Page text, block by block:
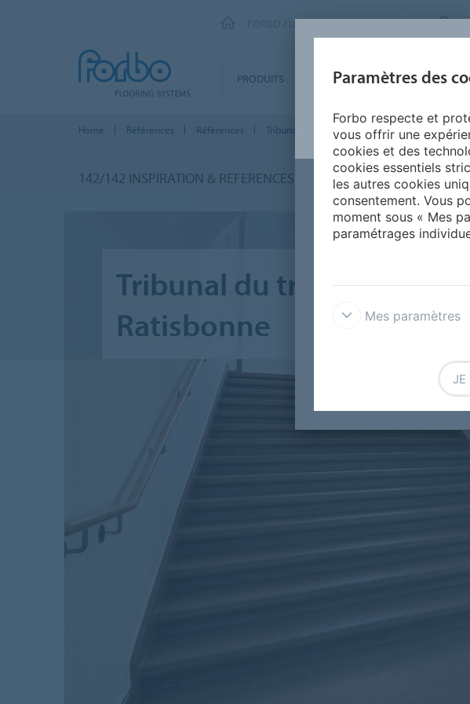
FORBO FLOORING SYSTEMS
PRODUITS SEGMENTS RÉFÉRENCES
Home Références Références Tribunal du travail compétent à Ratisbonne
142/142 INSPIRATION & REFERENCES
Tribunal du travail
Ratisbonne
Paramètres des
Forbo respecte et
vous offrir une
cookies et des
cookies essentiels
les autres cookies
consentement. Vous
moment sous « Mes
paramétrages
Mes paramètres
JE